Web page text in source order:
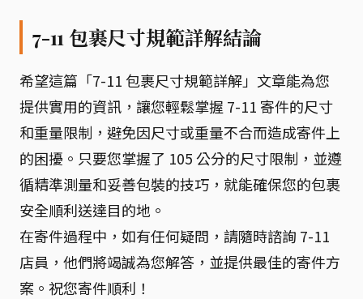
7-11 包裹尺寸規範詳解結論
希望這篇「7-11 包裹尺寸規範詳解」文章能為您
提供實用的資訊，讓您輕鬆掌握 7-11 寄件的尺寸
和重量限制，避免因尺寸或重量不合而造成寄件上
的困擾。只要您掌握了 105 公分的尺寸限制，並遵
循精準測量和妥善包裝的技巧，就能確保您的包裹
安全順利送達目的地。
在寄件過程中，如有任何疑問，請隨時諮詢 7-11
店員，他們將竭誠為您解答，並提供最佳的寄件方
案。祝您寄件順利！